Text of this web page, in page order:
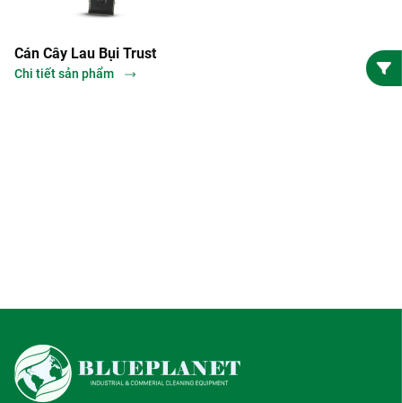
Cán Cây Lau Bụi Trust
Chi tiết sản phẩm